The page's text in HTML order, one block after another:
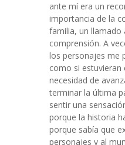
ante mí era un
importancia de la
familia, un llamado
comprensión. A
los personajes me
como si estuvieran
necesidad de
terminar la última
sentir una
porque la historia
porque sabía que
personajes y al